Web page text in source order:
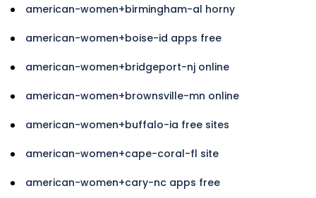
american-women+birmingham-al horny
american-women+boise-id apps free
american-women+bridgeport-nj online
american-women+brownsville-mn online
american-women+buffalo-ia free sites
american-women+cape-coral-fl site
american-women+cary-nc apps free